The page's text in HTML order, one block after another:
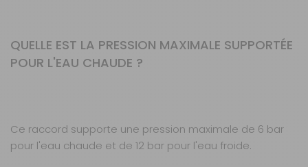
QUELLE EST LA PRESSION MAXIMALE SUPPORTÉE
POUR L'EAU CHAUDE ?
Ce raccord supporte une pression maximale de 6 bar
pour l'eau chaude et de 12 bar pour l'eau froide.